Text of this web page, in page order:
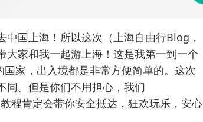
中国上海！所以这次（ 上海自由行Blog，
大家和我一起游上海！这是我第一到一个
家，出入境都是非常方便简单的。 这次
同。但是你们不用担心，我们
程肯定会带你安全抵达，狂欢玩乐，安心